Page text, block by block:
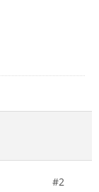
#2